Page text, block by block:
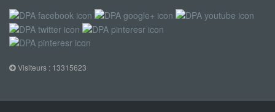
Visiteurs : 13315623